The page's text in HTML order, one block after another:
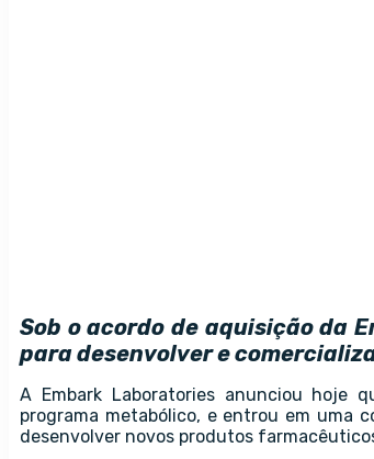
Sob o acordo de aquisição da
para desenvolver e
A Embark Laboratories anunciou hoje
programa metabólico, e entrou em uma
desenvolver novos produtos